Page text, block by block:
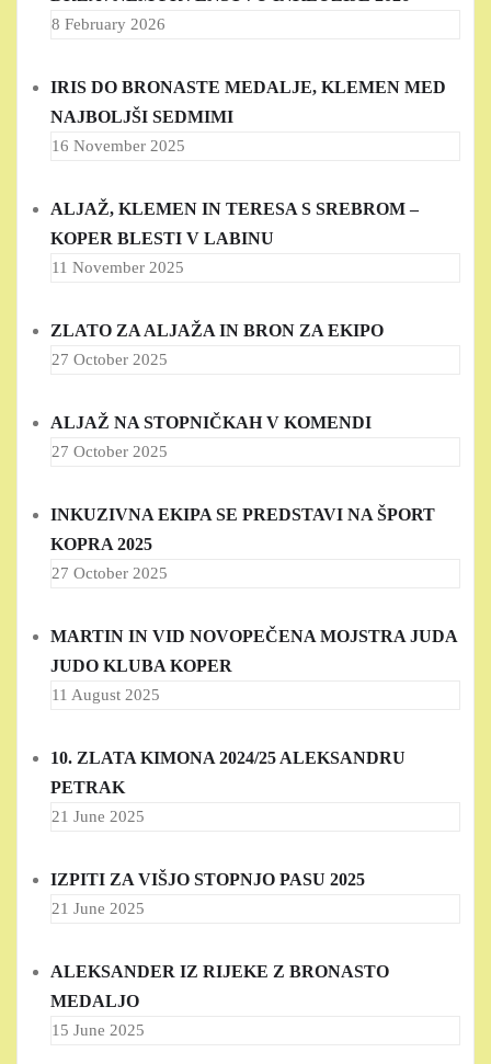
8 February 2026
IRIS DO BRONASTE MEDALJE, KLEMEN MED
NAJBOLJŠI SEDMIMI
16 November 2025
ALJAŽ, KLEMEN IN TERESA S SREBROM –
KOPER BLESTI V LABINU
11 November 2025
ZLATO ZA ALJAŽA IN BRON ZA EKIPO
27 October 2025
ALJAŽ NA STOPNIČKAH V KOMENDI
27 October 2025
INKUZIVNA EKIPA SE PREDSTAVI NA ŠPORT
KOPRA 2025
27 October 2025
MARTIN IN VID NOVOPEČENA MOJSTRA JUDA
JUDO KLUBA KOPER
11 August 2025
10. ZLATA KIMONA 2024/25 ALEKSANDRU
PETRAK
21 June 2025
IZPITI ZA VIŠJO STOPNJO PASU 2025
21 June 2025
ALEKSANDER IZ RIJEKE Z BRONASTO
MEDALJO
15 June 2025